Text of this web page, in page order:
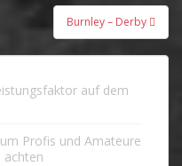
Burnley – Derby
auf dem
Profis und Amateure
achten